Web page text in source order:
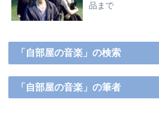
品まで
「自部屋の音楽」の検索
「自部屋の音楽」の筆者